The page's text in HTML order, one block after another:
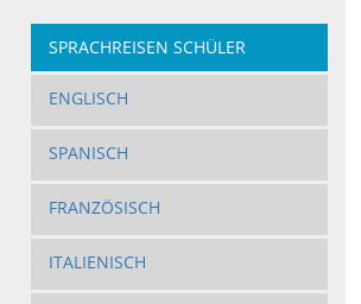
SPRACHREISEN SCHÜLER
ENGLISCH
SPANISCH
FRANZÖSISCH
ITALIENISCH